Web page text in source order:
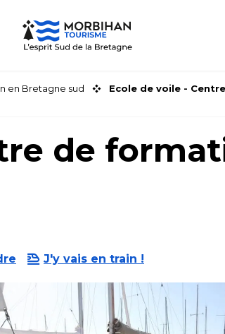
en Bretagne sud Ecole de voile -
de
J'y vais en train !